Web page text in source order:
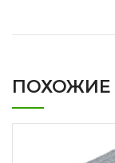
ПОХОЖИЕ